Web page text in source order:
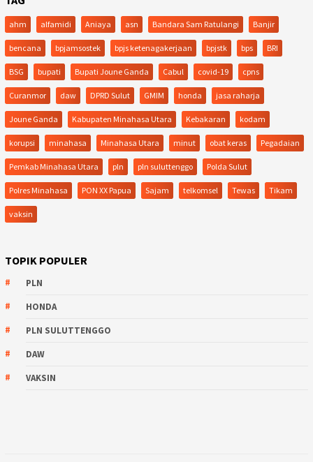
ahm alfamidi Aniaya asn Bandara Sam Ratulangi Banjir
bencana bpjamsostek bpjs ketenagakerjaan bpjstk bps BRI
BSG bupati Bupati Joune Ganda Cabul covid-19 cpns
Curanmor daw DPRD Sulut GMIM honda jasa raharja
Joune Ganda Kabupaten Minahasa Utara Kebakaran kodam
korupsi minahasa Minahasa Utara minut obat keras Pegadaian
Pemkab Minahasa Utara pln pln suluttenggo Polda Sulut
Polres Minahasa PON XX Papua Sajam telkomsel Tewas Tikam
vaksin
TOPIK POPULER
PLN
HONDA
PLN SULUTTENGGO
DAW
VAKSIN